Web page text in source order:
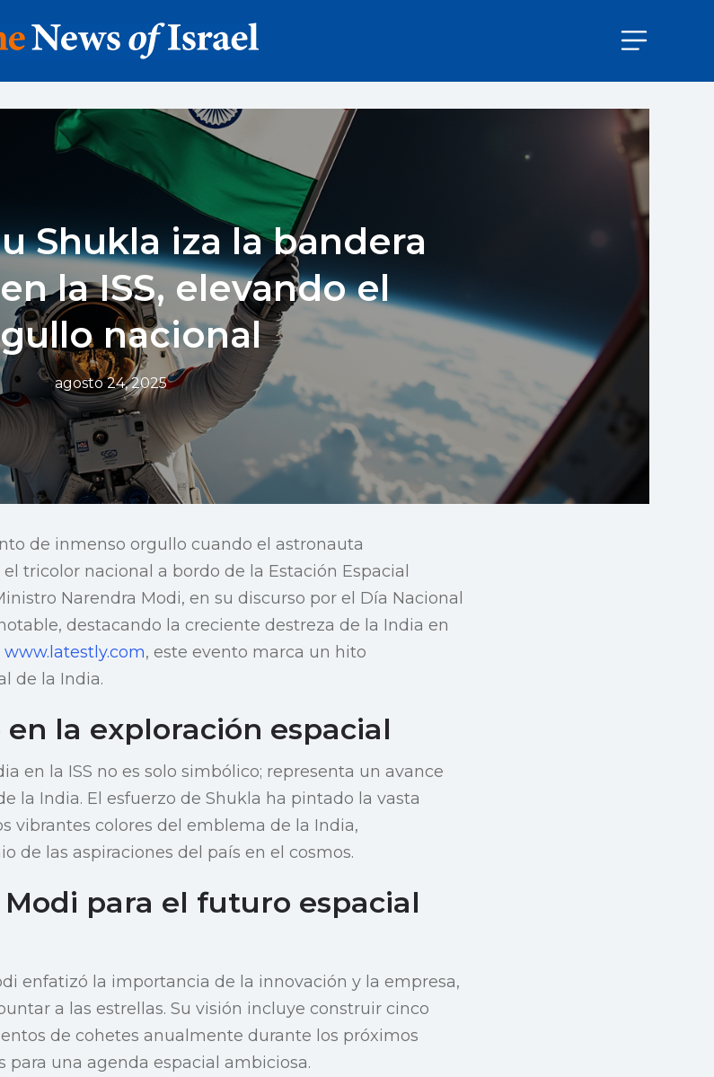
Shukla iza la bandera
la ISS, elevando el
nacional
agosto 24, 2025
de inmenso orgullo cuando el astronauta
tricolor nacional a bordo de la Estación Espacial
Narendra Modi, en su discurso por el Día Nacional
destacando la creciente destreza de la India en
www.latestly.com, este evento marca un hito
de la India.
la exploración espacial
en la ISS no es solo simbólico; representa un avance
la India. El esfuerzo de Shukla ha pintado la vasta
vibrantes colores del emblema de la India,
de las aspiraciones del país en el cosmos.
para el futuro espacial
enfatizó la importancia de la innovación y la empresa,
a las estrellas. Su visión incluye construir cinco
de cohetes anualmente durante los próximos
para una agenda espacial ambiciosa.